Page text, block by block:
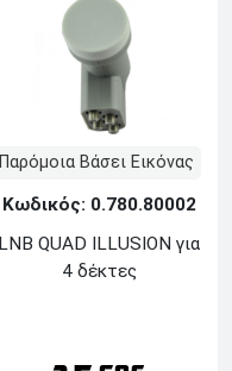
Παρόμοια Βάσει Εικόνας
Κωδικός: 0.780.80002
LNB QUAD ILLUSION για
4 δέκτες